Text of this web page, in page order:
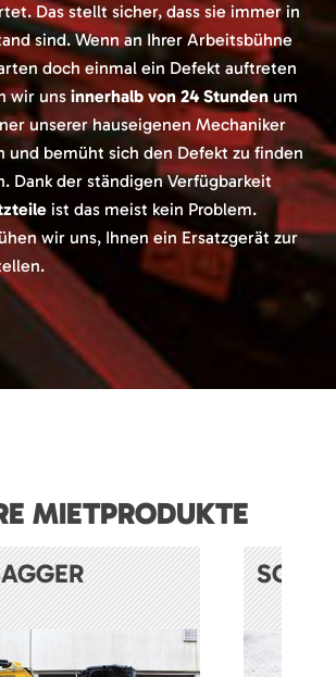
Das stellt sicher, dass sie immer in
sind. Wenn an Ihrer Arbeitsbühne
doch einmal ein Defekt auftreten
wir uns innerhalb von 24 Stundenum
unserer hauseigenen Mechaniker
und bemüht sich den Defekt zu finden
Dank der ständigen Verfügbarkeit
ist das meist kein Problem.
wir uns, Ihnen ein Ersatzgerät zur
MIETPRODUKTE